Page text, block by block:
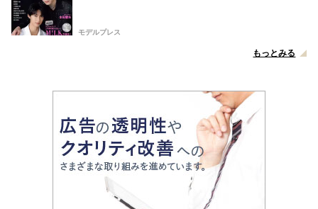
モデルプレス
もっとみる